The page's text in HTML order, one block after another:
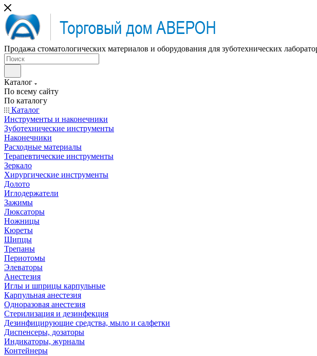
Продажа стоматологических материалов и оборудования для зуботехнических
Каталог
По всему сайту
По каталогу
Каталог
Инструменты и наконечники
Зуботехнические инструменты
Наконечники
Расходные материалы
Терапевтические инструменты
Зеркало
Хирургические инструменты
Долото
Иглодержатели
Зажимы
Люксаторы
Ножницы
Кюреты
Шипцы
Трепаны
Периотомы
Элеваторы
Анестезия
Иглы и шприцы карпульные
Карпульная анестезия
Одноразовая анестезия
Стерилизация и дезинфекция
Дезинфицирующие средства, мыло и салфетки
Диспенсеры, дозаторы
Индикаторы, журналы
Контейнеры